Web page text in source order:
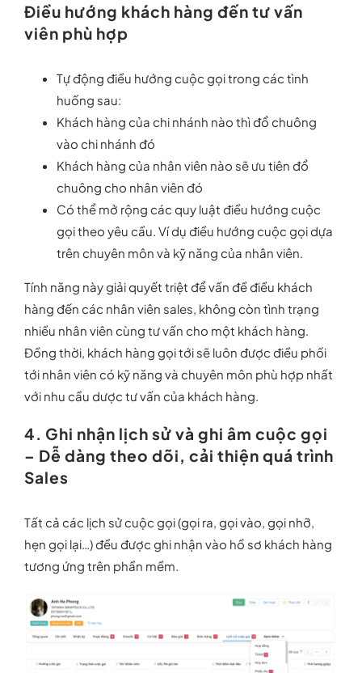
Điều hướng khách hàng đến tư vấn
viên phù hợp
Tự động điều hướng cuộc gọi trong các tình
huống sau:
Khách hàng của chi nhánh nào thì đổ chuông
vào chi nhánh đó
Khách hàng của nhân viên nào sẽ ưu tiên đổ
chuông cho nhân viên đó
Có thể mở rộng các quy luật điều hướng cuộc
gọi theo yêu cầu. Ví dụ điều hướng cuộc gọi dựa
trên chuyên môn và kỹ năng của nhân viên.
Tính năng này giải quyết triệt để vấn đề điều khách
hàng đến các nhân viên sales, không còn tình trạng
nhiều nhân viên cùng tư vấn cho một khách hàng.
Đồng thời, khách hàng gọi tới sẽ luôn được điều phối
tới nhân viên có kỹ năng và chuyên môn phù hợp nhất
với nhu cầu dược tư vấn của khách hàng.
4. Ghi nhận lịch sử và ghi âm cuộc gọi
– Dễ dàng theo dõi, cải thiện quá trình
Sales
Tất cả các lịch sử cuộc gọi (gọi ra, gọi vào, gọi nhỡ,
hẹn gọi lại…) đều được ghi nhận vào hồ sơ khách hàng
tương ứng trên phần mềm.